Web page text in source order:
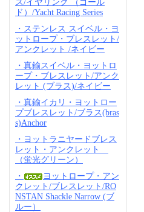
ス/イヤリング （ゴール
ド）/Yacht Racing Series
・ステンレス スイベル・ヨ
ットロープ・ブレスレット/
アンクレット /ネイビー
・真鍮スイベル・ヨットロ
ープ・ブレスレット/アンク
レット (ブラス)/ネイビー
・真鍮イカリ・ヨットロー
プブレスレット/ブラス(bras
s)Anchor
・ヨットラニヤードブレス
レット・アンクレット
（蛍光グリーン）
・
ヨットロープ・アン
クレット/ブレスレット/RO
NSTAN Shackle Narrow (ブ
ルー）